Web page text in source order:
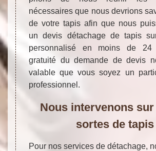
nécessaires que nous devrions
de votre tapis afin que nous
un devis détachage de tapis
personnalisé en moins de 24
gratuité du demande de devis
valable que vous soyez un
professionnel.
Nous intervenons
sortes de tapis
Pour nos services de détachage,